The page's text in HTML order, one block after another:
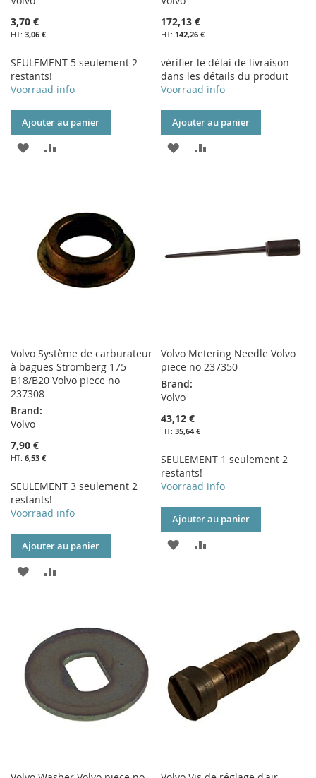
3,70 €
3,06 €
SEULEMENT 5 seulement 2
restants!
Voorraad info
Ajouter au panier
AJOUTER
LISTE
D’ENVIE
172,13 €
142,26 €
vérifier le délai de livraison
dans les détails du produit
Voorraad info
Ajouter au panier
AJOUTER
Volvo Système de carburateur
à bagues Stromberg 175
B18/B20 Volvo piece no
237308
Brand:
Volvo
7,90 €
6,53 €
SEULEMENT 3 seulement 2
restants!
Voorraad info
Ajouter au panier
AJOUTER
LISTE
D’ENVIE
Volvo Metering Needle Volvo
piece no 237350
Brand:
Volvo
43,12 €
35,64 €
SEULEMENT 1 seulement 2
restants!
Voorraad info
Ajouter au panier
AJOUTER